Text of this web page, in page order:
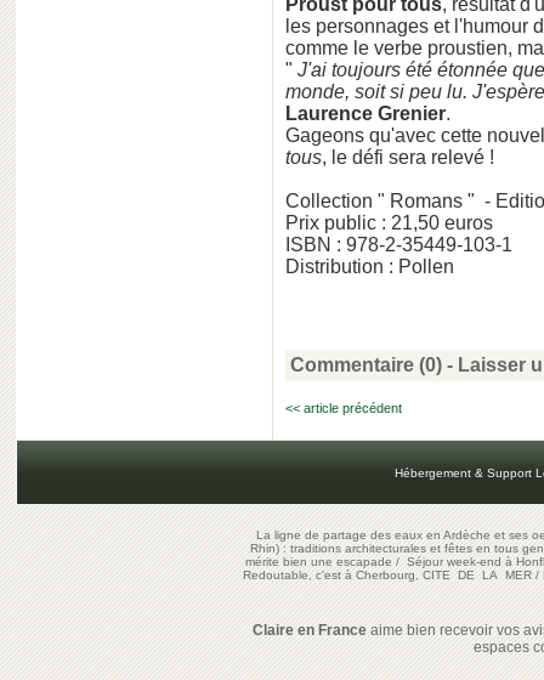
Proust pour tous, résultat
les personnages et l'humour
comme le verbe proustien,
" J'ai toujours été étonnée
monde, soit si peu lu.
Laurence Grenier.
Gageons qu'avec cette
tous, le défi sera relevé !
Collection " Romans " -
Prix public : 21,50 euros
ISBN : 978-2-35449-103-1
Distribution : Pollen
Commentaire (0) - Laisser
<< article précédent
Hébergement & Support
La ligne de partage des eaux en Ardèche et ses
Rhin) : traditions architecturales et fêtes en tous
mérite bien une escapade/Séjour week-end à
Redoutable, c'est à Cherbourg, CITE DE LA MER/
Claire en Franceaime bien recevoir vos
espaces